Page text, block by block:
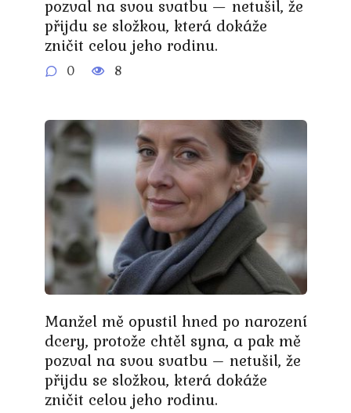
pozval na svou svatbu — netušil, že
přijdu se složkou, která dokáže
zničit celou jeho rodinu.
0 8
Manžel mě opustil hned po narození
dcery, protože chtěl syna, a pak mě
pozval na svou svatbu – netušil, že
přijdu se složkou, která dokáže
zničit celou jeho rodinu.